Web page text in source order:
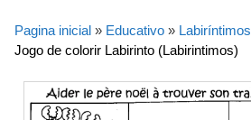
Pagina inicial » Educativo » Labiríntimos
Jogo de colorir Labirinto (Labirintimos)